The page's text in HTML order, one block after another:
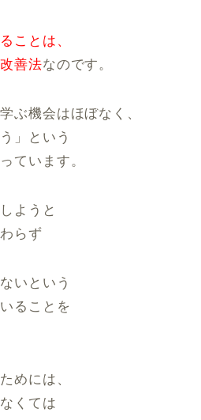
ことは、
善法なのです。
ぶ機会はほぼなく、
」という
ています。
ようと
らず
いという
ることを
めには、
くては